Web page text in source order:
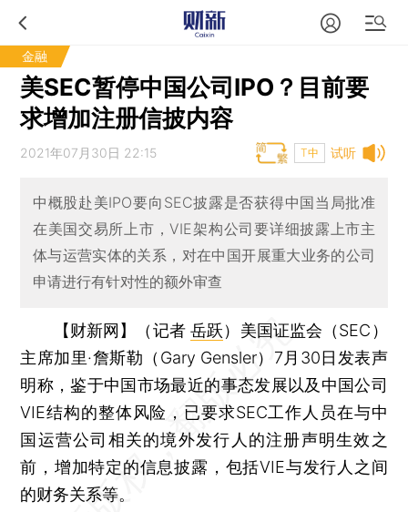
金融
美SEC暂停中国公司IPO？目前要
求增加注册信披内容
试听
2021年07月30日 22:15 T中
中概股赴美IPO要向SEC披露是否获得中国当局批准
在美国交易所上市，VIE架构公司要详细披露上市主
体与运营实体的关系，对在中国开展重大业务的公司
申请进行有针对性的额外审查
【财新网】（记者岳跃） 美国证监会（SEC）
主席加里·詹斯勒（Gary Gensler）7月30日发表声
明称，鉴于中国市场最近的事态发展以及中国公司
VIE结构的整体风险，已要求SEC工作人员在与中
国运营公司相关的境外发行人的注册声明生效之
前，增加特定的信息披露，包括VIE与发行人之间
的财务关系等。